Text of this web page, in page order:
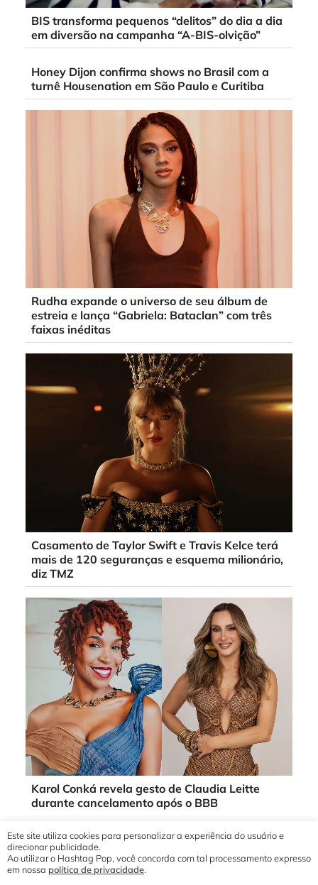
BIS transforma pequenos “delitos” do dia a dia
em diversão na campanha “A-BIS-olvição”
Honey Dijon confirma shows no Brasil com a
turnê Housenation em São Paulo e Curitiba
Rudha expande o universo de seu álbum de
estreia e lança “Gabriela: Bataclan” com três
faixas inéditas
Casamento de Taylor Swift e Travis Kelce terá
mais de 120 seguranças e esquema milionário,
diz TMZ
Karol Conká revela gesto de Claudia Leitte
durante cancelamento após o BBB
Este site utiliza cookies para personalizar a experiência do usuário e
direcionar publicidade.
Ao utilizar o Hashtag Pop, você concorda com tal processamento expresso
em nossa política de privacidade